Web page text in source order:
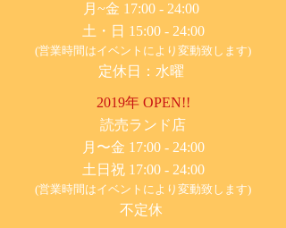
月~金 17:00 - 24:00
土・日 15:00 - 24:00
(営業時間はイベントにより変動致します)
定休日：水曜
2019年 OPEN!!
​読売ランド店
月〜金 17:00 - 24:00
土日祝 17:00 - 24:00
(営業時間はイベントにより変動致します)
不定休